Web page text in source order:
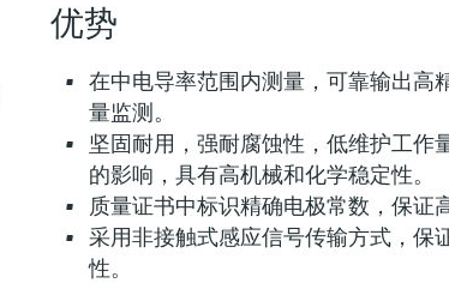
优势
在中电导率范围内测量，可靠输出高
量监测。
坚固耐用，强耐腐蚀性，低维护工作
的影响，具有高机械和化学稳定性。
质量证书中标识精确电极常数，保证
采用非接触式感应信号传输方式，保
性。